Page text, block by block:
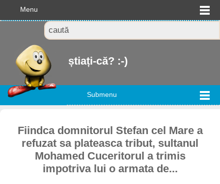
Menu
știați-că? :-)
Submenu
Fiindca domnitorul Stefan cel Mare a
refuzat sa plateasca tribut, sultanul
Mohamed Cuceritorul a trimis
impotriva lui o armata de...